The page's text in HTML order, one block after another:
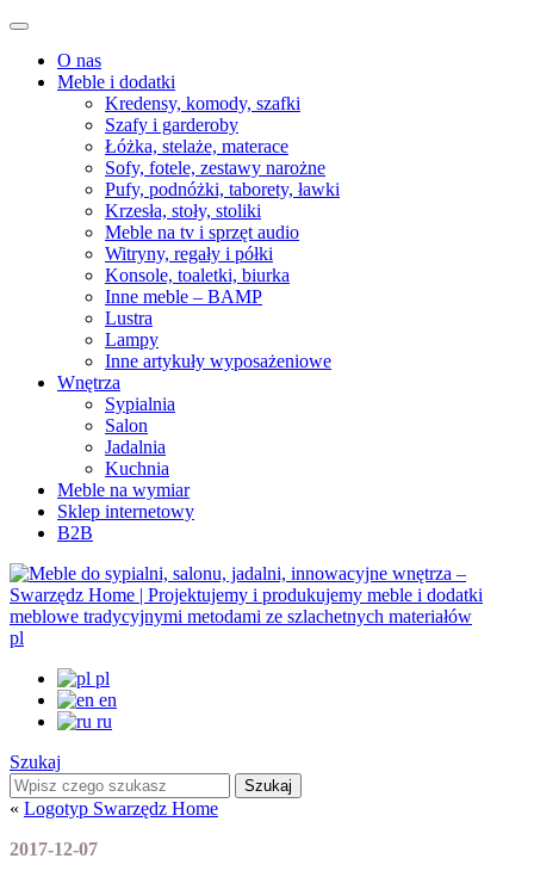
O nas
Meble i dodatki
Kredensy, komody, szafki
Szafy i garderoby
Łóżka, stelaże, materace
Sofy, fotele, zestawy narożne
Pufy, podnóżki, taborety, ławki
Krzesła, stoły, stoliki
Meble na tv i sprzęt audio
Witryny, regały i półki
Konsole, toaletki, biurka
Inne meble – BAMP
Lustra
Lampy
Inne artykuły wyposażeniowe
Wnętrza
Sypialnia
Salon
Jadalnia
Kuchnia
Meble na wymiar
Sklep internetowy
B2B
pl
pl
en
ru
Szukaj
Szukaj
« Logotyp Swarzędz Home
2017-12-07